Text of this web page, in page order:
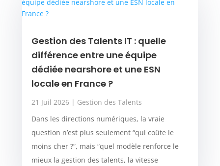
Gestion des Talents IT : quelle
différence entre une équipe
dédiée nearshore et une ESN
locale en France ?
21 Juil 2026| Gestion des Talents
Dans les directions numériques, la vraie
question n’est plus seulement “qui coûte le
moins cher ?”, mais “quel modèle renforce le
mieux la gestion des talents, la vitesse